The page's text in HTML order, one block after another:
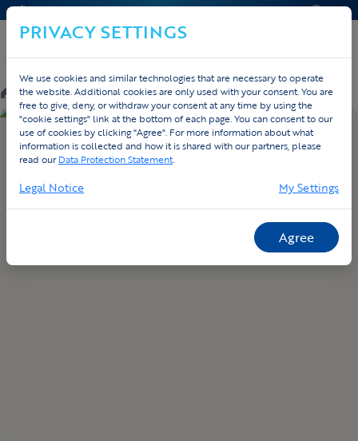
CONTACT & AIDE DEVIS
Webshop/Collectie/
PRIVACY SETTINGS
We use cookies and similar technologies that are necessary to operate
the website. Additional cookies are only used with your consent. You are
free to give, deny, or withdraw your consent at any time by using the
"cookie settings" link at the bottom of each page. You can consent to our
use of cookies by clicking "Agree". For more information about what
information is collected and how it is shared with our partners, please
read ourData Protection Statement.
Legal Notice My Settings
Agree